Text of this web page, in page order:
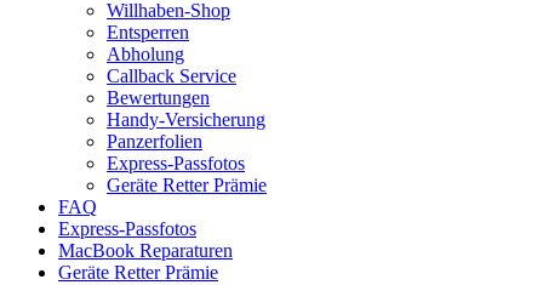
Willhaben-Shop
Entsperren
Abholung
Callback Service
Bewertungen
Handy-Versicherung
Panzerfolien
Express-Passfotos
Geräte Retter Prämie
FAQ
Express-Passfotos
MacBook Reparaturen
Geräte Retter Prämie